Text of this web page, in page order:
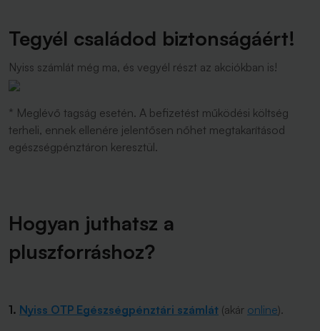
Tegyél családod biztonságáért!
Nyiss számlát még ma, és vegyél részt az akciókban is!
* Meglévő tagság esetén. A befizetést működési költség
terheli, ennek ellenére jelentősen nőhet megtakarításod
egészségpénztáron keresztül.
Hogyan juthatsz a
pluszforráshoz?
1. Nyiss OTP Egészségpénztári számlát (akár online).